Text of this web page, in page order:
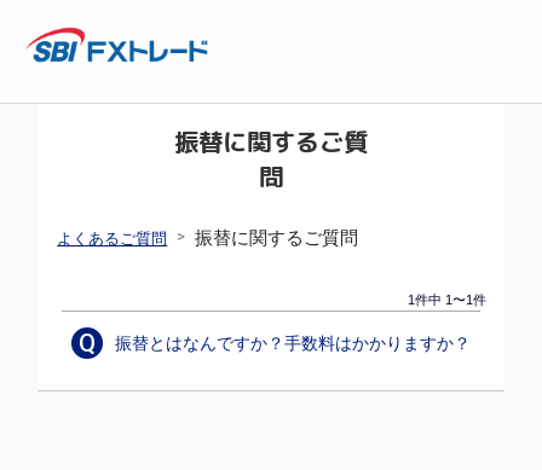
振替に関するご質
問
よくあるご質問 > 振替に関するご質問
1件中 1〜1件
Q 振替とはなんですか？手数料はかかりますか？